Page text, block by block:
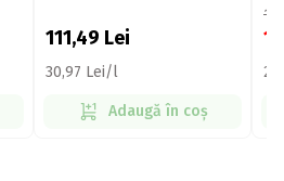
111,49 Lei
30,97 Lei/l
Adaugă în coș